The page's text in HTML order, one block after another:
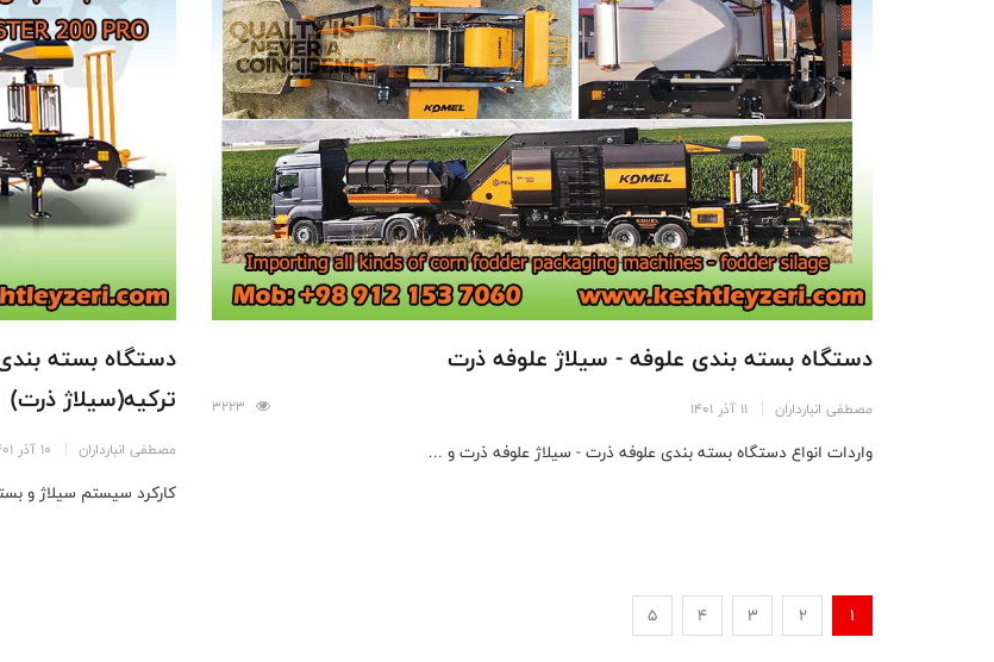
دستگاه بسته بندی علوفه - سیلاژ علوفه ذرت
مصطفی انبارداران 11 آذر 1401
واردات انواع دستگاه بسته بندی علوفه ذرت - سیلاژ علوفه ذرت و ...
ترکیه(سیلاژ ذرت)
مصطفی انبارداران 10 آذر 1401
کارکرد سیستم سیلاژ و
1
2
3
4
5